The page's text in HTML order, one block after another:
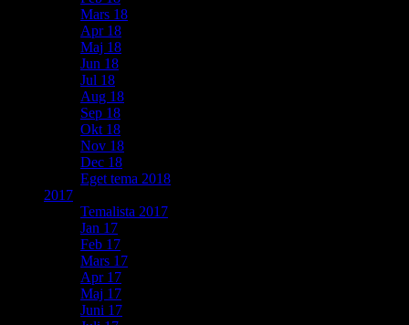
Mars 18
Apr 18
Maj 18
Jun 18
Jul 18
Aug 18
Sep 18
Okt 18
Nov 18
Dec 18
Eget tema 2018
2017
Temalista 2017
Jan 17
Feb 17
Mars 17
Apr 17
Maj 17
Juni 17